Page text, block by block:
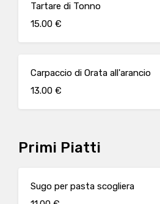
Tartare di Tonno
15.00 €
Carpaccio di Orata all'arancio
13.00 €
Primi Piatti
Sugo per pasta scogliera